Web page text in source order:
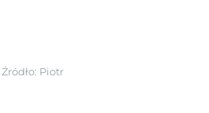
Źródło: Piotr